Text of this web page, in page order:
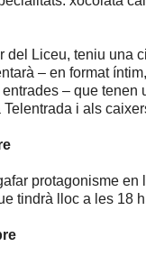
del Liceu, teniu una
– en format
– que tenen
i als
protagonisme en
tindrà lloc a les 18